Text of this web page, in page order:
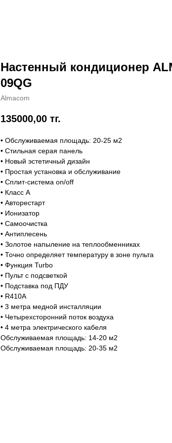
Настенный кондиционер
09QG
Almacom
135000,00 тг.
• Обслуживаемая площадь: 20-25 м2
• Стильная серая панель
• Новый эстетичный дизайн
• Простая установка и обслуживание
• Сплит-система on/off
• Класс А
• Авторестарт
• Ионизатор
• Самоочистка
• Антиплесень
• Золотое напыление на теплообменниках
• Точно определяет температуру в зоне пульта
• Функция Turbo
• Пульт с подсветкой
• Подставка под ПДУ
• R410A
• 3 метра медной инсталляции
• Четырехсторонний поток воздуха
• 4 метра электрического кабеля
Обслуживаемая площадь: 14-20 м2
Обслуживаемая площадь: 20-35 м2